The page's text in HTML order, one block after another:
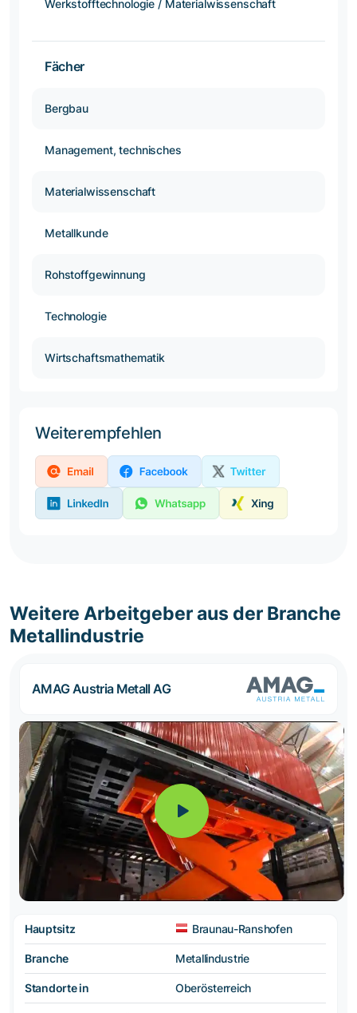
Werkstofftechnologie / Materialwissenschaft
Fächer
Bergbau
Management, technisches
Materialwissenschaft
Metallkunde
Rohstoffgewinnung
Technologie
Wirtschaftsmathematik
Weiterempfehlen
Weitere Arbeitgeber aus der Branche
Metallindustrie
AMAG Austria Metall AG
Hauptsitz Braunau-Ranshofen
Branche Metallindustrie
Standorte in Oberösterreich